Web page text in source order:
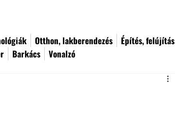
Otthon, lakberendezés Építés, felújítás
Barkács Vonalzó